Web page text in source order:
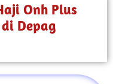
Onh Plus
Depag